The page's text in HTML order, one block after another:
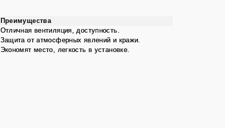
Преимущества
Отличная вентиляция, доступность.
Защита от атмосферных явлений и кражи.
Экономят место, легкость в установке.